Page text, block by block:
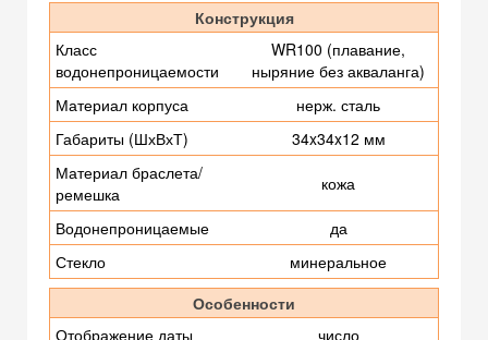
Конструкция
Класс
водонепроницаемости
WR100 (плавание,
ныряние без акваланга)
Материал корпуса
нерж. сталь
Габариты (ШхВхТ)
34x34x12 мм
Материал браслета/
ремешка
кожа
Водонепроницаемые
да
Стекло
минеральное
Особенности
Отображение даты
число